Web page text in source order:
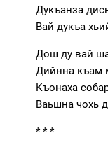
Дукъанза
Вай дукъа
Дош ду вай
Дийнна къам
Къонаха
Ваьшна чохь
* * *